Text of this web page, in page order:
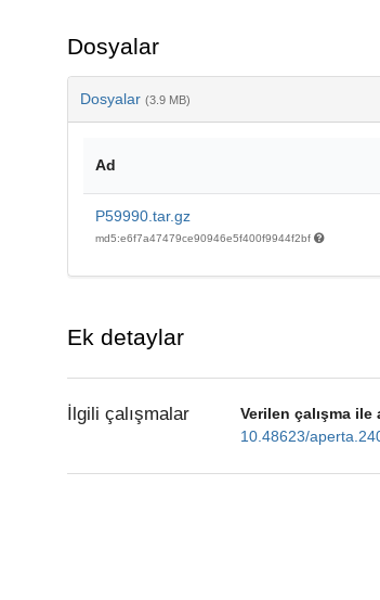
Dosyalar
Dosyalar (3.9 MB)
Ad
P59990.tar.gz
md5:e6f7a47479ce90946e5f400f9944f2bf
Ek detaylar
İlgili çalışmalar
Verilen çalışma ile
10.48623/